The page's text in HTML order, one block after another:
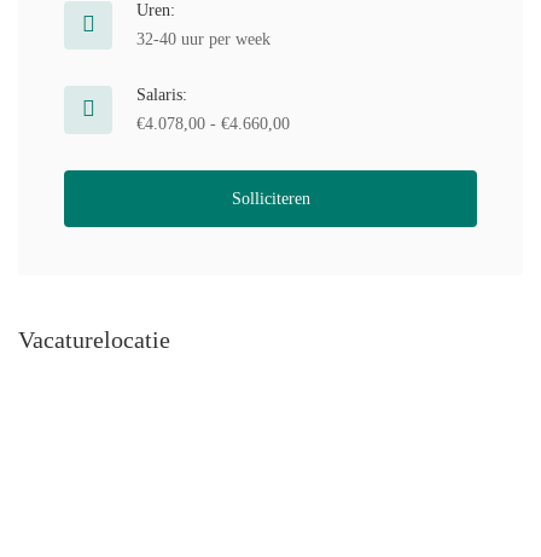
Uren:
32-40 uur per week
Salaris:
€4.078,00 - €4.660,00
Solliciteren
Vacaturelocatie